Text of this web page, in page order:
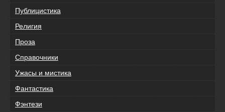
Публицистика
Религия
Проза
Справочники
Ужасы и мистика
Фантастика
Фэнтези